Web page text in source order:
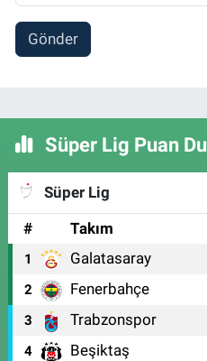
Gönder
Süper Lig Puan
Süper Lig
#
Takım
1 Galatasaray
2 Fenerbahçe
3 Trabzonspor
4 Beşiktaş